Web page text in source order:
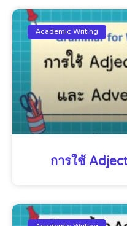
Academic Writing
การใช้